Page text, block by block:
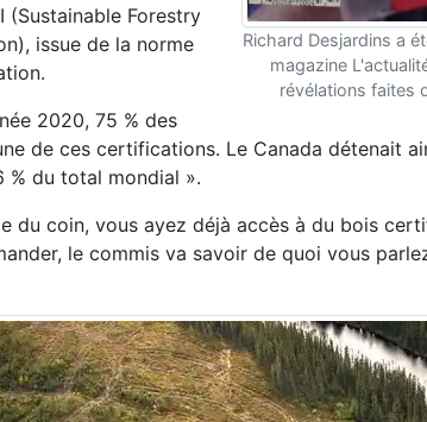
Richard Desjardins a
magazine
révélations faites
(Sustainable Forestry
issue de la norme
2020, 75 % des
de ces certifications. Le Canada détenait
du total mondial ».
du coin, vous ayez déjà accès à du bois
le commis va savoir de quoi vous